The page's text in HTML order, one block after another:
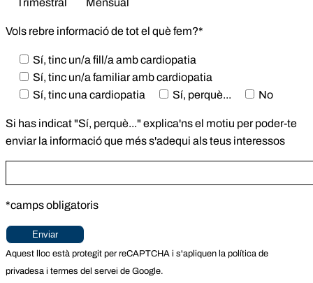
Trimestral Mensual
Vols rebre informació de tot el què fem?*
Sí, tinc un/a fill/a amb cardiopatia
Sí, tinc un/a familiar amb cardiopatia
Sí, tinc una cardiopatia
Sí, perquè... No
Si has indicat "Sí, perquè..." explica'ns el motiu per poder-te
enviar la informació que més s'adequi als teus interessos
*camps obligatoris
Aquest lloc està protegit per reCAPTCHA i s'apliquen la política de
privadesa i termes del servei de Google.